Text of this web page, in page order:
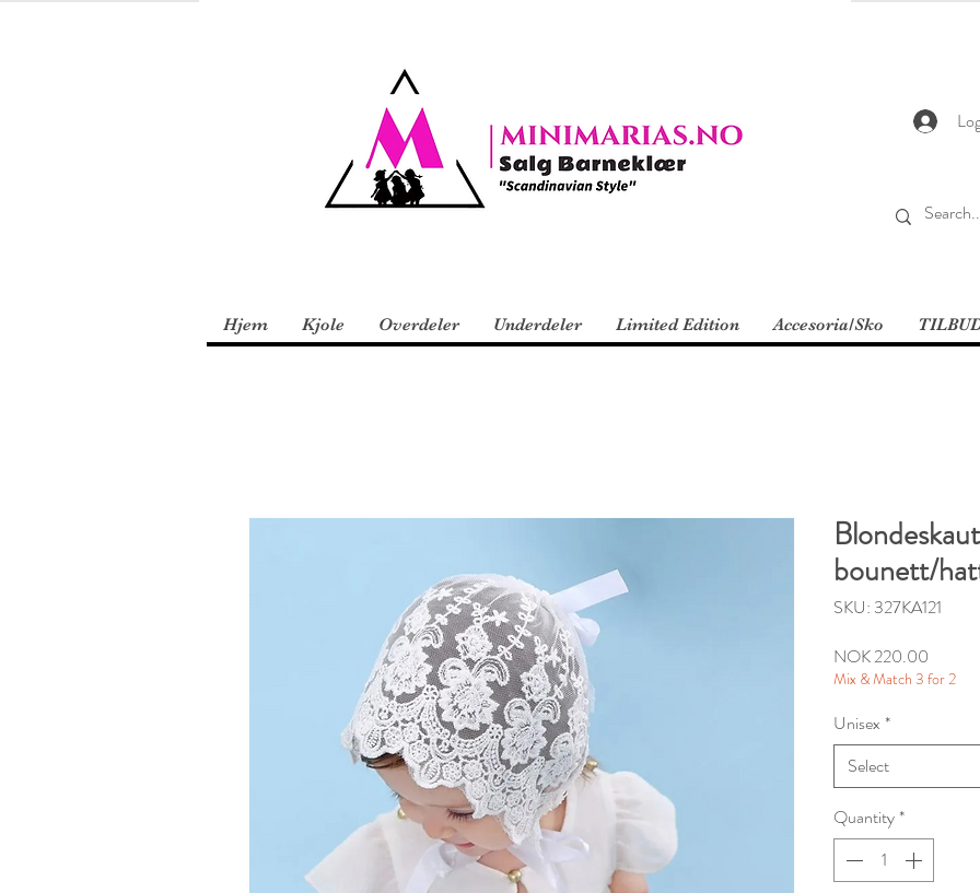
Hjem Kjole Overdeler Underdeler Limited Edition Accesoria/Sko
bounett/
SKU: 327KA121
NOK 220.00
Mix & Match 3 for 2
Unisex *
Select
Quantity*